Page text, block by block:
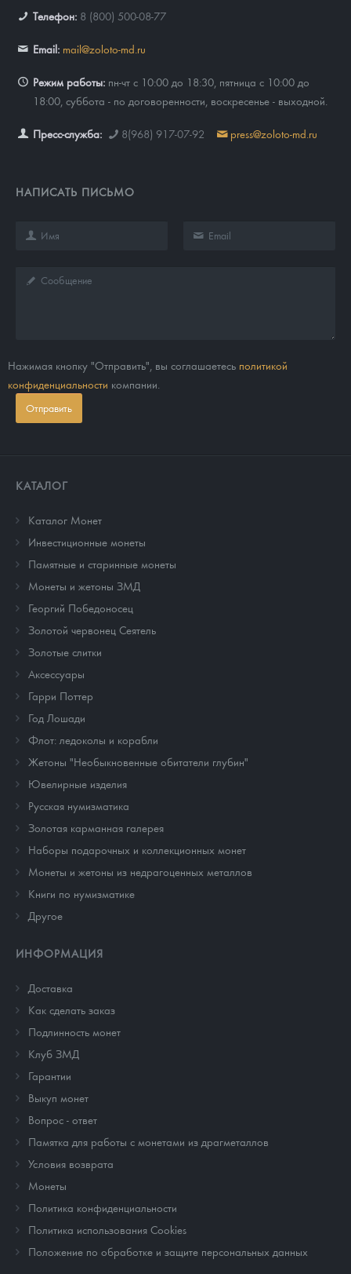
Телефон: 8 (800) 500-08-77
Email: mail@zoloto-md.ru
Режим работы: пн-чт с 10:00 до 18:30, пятница с 10:00 до
18:00, суббота - по договоренности, воскресенье - выходной.
Пресс-служба: 8(968) 917-07-92 press@zoloto-md.ru
НАПИСАТЬ ПИСЬМО
Нажимая кнопку "Отправить", вы соглашаетесь политикой
конфиденциальности компании.
Отправить
КАТАЛОГ
Каталог Монет
Инвестиционные монеты
Памятные и старинные монеты
Монеты и жетоны ЗМД
Георгий Победоносец
Золотой червонец Сеятель
Золотые слитки
Аксессуары
Гарри Поттер
Год Лошади
Флот: ледоколы и корабли
Жетоны "Необыкновенные обитатели глубин"
Ювелирные изделия
Русская нумизматика
Золотая карманная галерея
Наборы подарочных и коллекционных монет
Монеты и жетоны из недрагоценных металлов
Книги по нумизматике
Другое
ИНФОРМАЦИЯ
Доставка
Как сделать заказ
Подлинность монет
Клуб ЗМД
Гарантии
Выкуп монет
Вопрос - ответ
Памятка для работы с монетами из драгметаллов
Условия возврата
Монеты
Политика конфиденциальности
Политика использования Cookies
Положение по обработке и защите персональных данных